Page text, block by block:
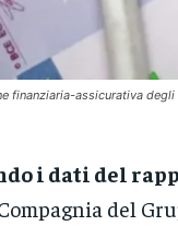
finanziaria-assicurativa
i dati del
del